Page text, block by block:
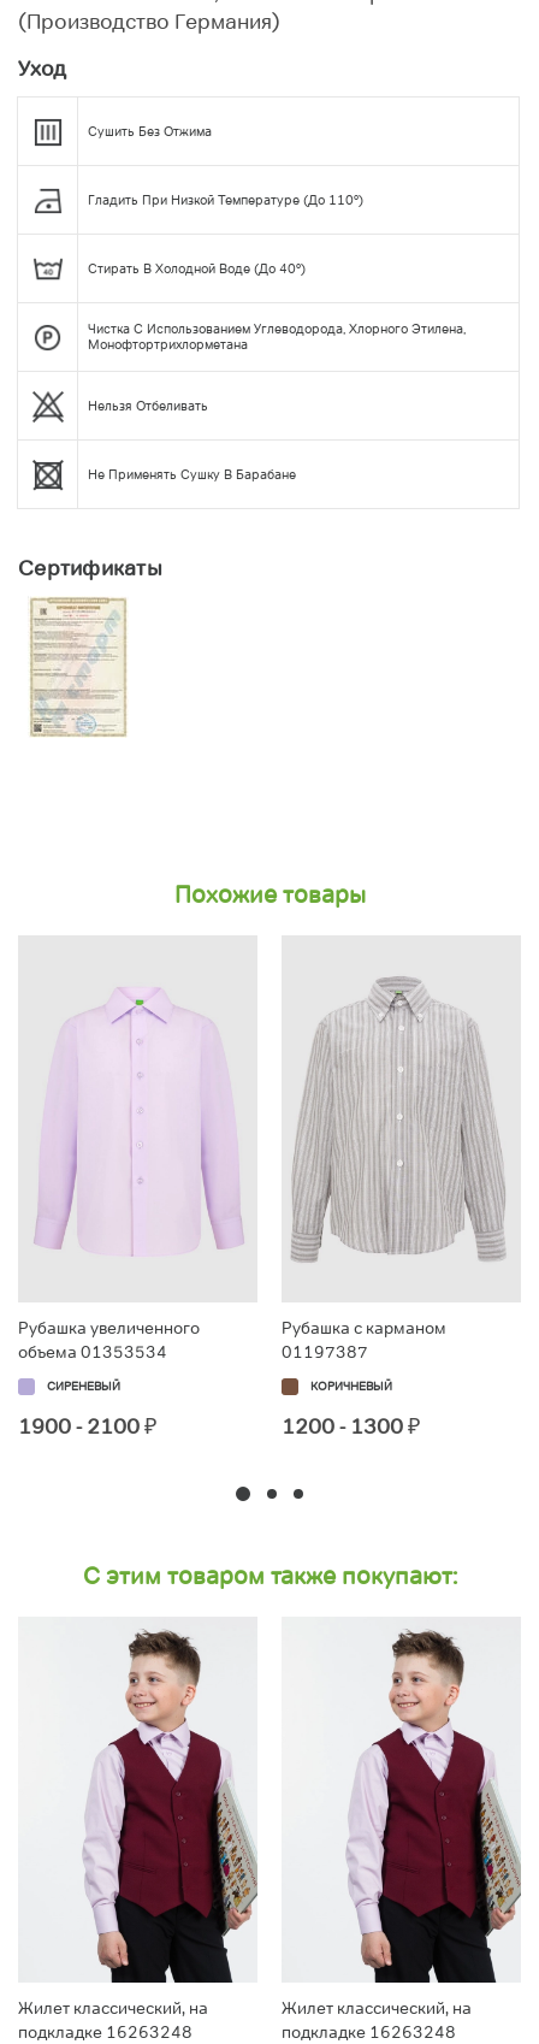
(Производство Германия)
Уход
Сушить Без Отжима
Гладить При Низкой Температуре (до 110°)
Стирать В Холодной Воде (до 40°)
Чистка С Использованием Углеводорода, Хлорного Этилена,
Монофтортрихлорметана
Нельзя Отбеливать
Не Применять Сушку В Барабане
Сертификаты
Похожие товары
Рубашка увеличенного
объема 01353534
СИРЕНЕВЫЙ
1900 - 2100₽
Рубашка с карманом
01197387
КОРИЧНЕВЫЙ
1200 - 1300₽
С этим товаром также покупают:
Жилет классический, на
подкладке 16263248
Жилет классический, на
подкладке 16263248